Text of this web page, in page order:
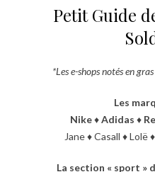
Petit Guide
*Les e-shops notés en
Les
Nike♦Adidas ♦
Jane ♦ Casall ♦ Lolë ♦
La section « sport »